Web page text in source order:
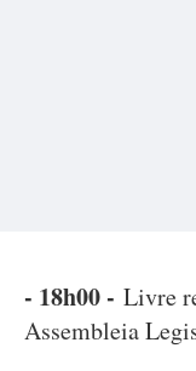
- 18h00 - Livre
Assembleia